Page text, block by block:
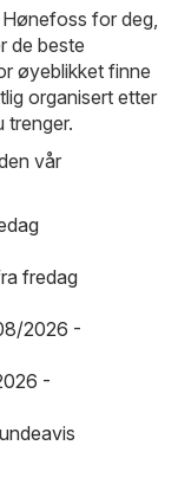
for deg,
de beste
øyeblikket finne
organisert etter
trenger.
vår
fredag
2026 -
-